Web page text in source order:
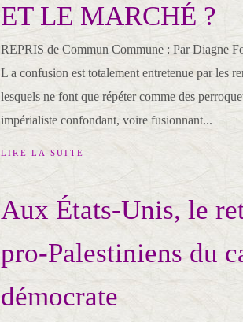
ET LE MARCHÉ ?
REPRIS de Commun Commune : Par Diagne
L a confusion est totalement entretenue par les
lesquels ne font que répéter comme des
impérialiste confondant, voire fusionnant...
LIRE LA SUITE
Aux États-Unis, le
pro-Palestiniens du
démocrate